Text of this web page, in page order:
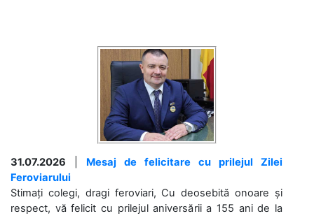
31.07.2026
Mesaj de felicitare cu prilejul Zilei
Feroviarului
Stimați colegi, dragi feroviari, Cu deosebită onoare și
respect, vă felicit cu prilejul aniversării a 155 ani de la